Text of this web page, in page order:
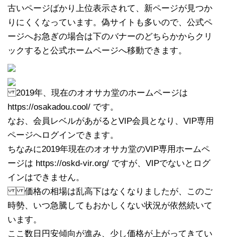
古いページばかり上位表示されて、新ページが見つか
りにくくなっています。偽サイトも多いので、公式ペ
ージへお急ぎの場合は下のバナーのどちらかからクリ
ックすると公式ホームページへ移動できます。
2019年、現在のオオサカ堂のホームページは
https://osakadou.cool/ です。
なお、会員レベルがあがるとVIP会員となり、VIP専用
ページへログインできます。
ちなみに2019年現在のオオサカ堂のVIP専用ホームペ
ージは https://oskd-vir.org/ ですが、VIPでないとログ
インはできません。
価格の相場は乱高下はなくなりましたが、このご
時勢、いつ急騰してもおかしくない状況が依然続いて
います。
ここ数日円安傾向が進み、少し価格が上がってきてい